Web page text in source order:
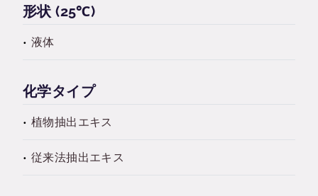
形状 (25℃)
液体
化学タイプ
植物抽出エキス
従来法抽出エキス